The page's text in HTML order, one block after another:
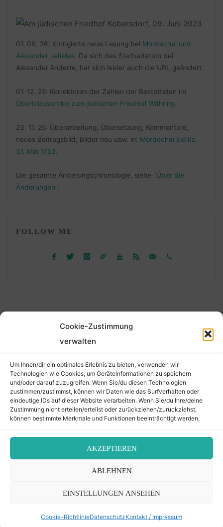
Cookie-Zustimmung
verwalten
Um Ihnen/dir ein optimales Erlebnis zu bieten, verwenden wir
Technologien wie Cookies, um Geräteinformationen zu speichern
und/oder darauf zuzugreifen. Wenn Sie/du diesen Technologien
zustimmen/zustimmst, können wir Daten wie das Surfverhalten oder
eindeutige IDs auf dieser Website verarbeiten. Wenn Sie/du Ihre/deine
Zustimmung nicht erteilen/erteilst oder zurückziehen/zurückziehst,
können bestimmte Merkmale und Funktionen beeinträchtigt werden.
AKZEPTIEREN
ABLEHNEN
EINSTELLUNGEN ANSEHEN
Cookie-RichtlinieDatenschutzKontakt / Impressum
01. 06. 26: Korrigierte neue Lesung bei Mordechai und
Alexander Jeiteles. Da sich das Sterbedatum bei
Alexander änderte, hat sich leider auch die URL geändert.
01. 12. 25: Korrekturen der Zahlen der Bestatteten im
Überblicksartikel zum jüdischen Friedhof Währing.
23. 11. 25: Überarbeitung, Übersetzung, Kommentare,
neues Beitragsbild, Bilder neu usw. in: Mordechai Eidlitz,
31. Mai 1753.
Die gesamte Änderungschronologie, siehe "Über die
Änderungen".
FOLLOW ME
Kontakt / Impressum
Datenschutz
Cookie-Richtlinie (EU)
Back
to